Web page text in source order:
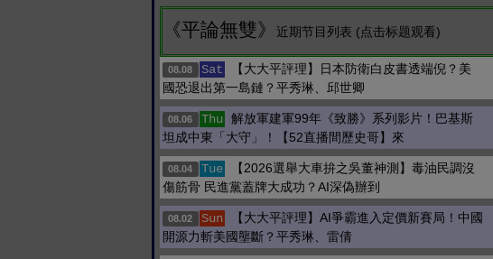
《平論無雙》 近期节目列表 (点击标题观看)
08.08 Sat
【大大平評理】日本防衛白皮書透端倪？美
國恐退出第一島鏈？平秀琳、邱世卿
08.06 Thu
解放軍建軍99年《致勝》系列影片！巴基斯
坦成中東「大守」！【52直播間歷史哥】來
08.04 Tue
【2026選舉大車拚之吳董神測】毒油民調沒
傷筋骨 民進黨蓋牌大成功？AI深偽辦到
08.02 Sun
【大大平評理】AI爭霸進入定價新賽局！中國
開源力斬美國壟斷？平秀琳、雷倩